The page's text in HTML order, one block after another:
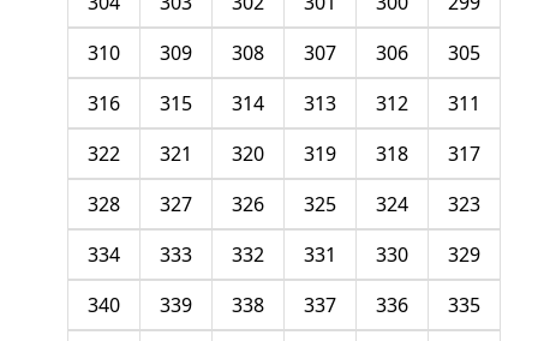
305
306
307
308
309
310
311
312
313
314
315
316
317
318
319
320
321
322
323
324
325
326
327
328
329
330
331
332
333
334
335
336
337
338
339
340